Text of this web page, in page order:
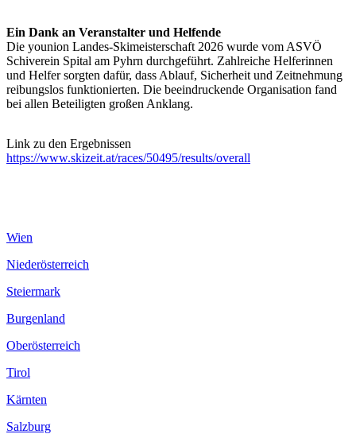
Ein Dank an Veranstalter und Helfende
Die younion Landes-Skimeisterschaft 2026 wurde vom ASVÖ
Schiverein Spital am Pyhrn durchgeführt. Zahlreiche Helferinnen
und Helfer sorgten dafür, dass Ablauf, Sicherheit und Zeitnehmung
reibungslos funktionierten. Die beeindruckende Organisation fand
bei allen Beteiligten großen Anklang.
Link zu den Ergebnissen
https://www.skizeit.at/races/50495/results/overall
Wien
Niederösterreich
Steiermark
Burgenland
Oberösterreich
Tirol
Kärnten
Salzburg